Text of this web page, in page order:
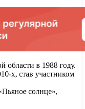
области в 1988 году.
х, став участником
солнце»,